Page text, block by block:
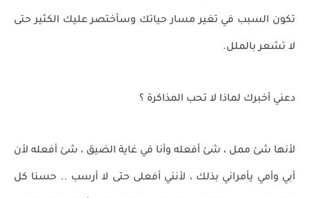
تكون السبب في تغير مسار حياتك وسأختصر عليك الكثير حتى
لا تشعر بالملل.
دعني أخبرك لماذا لا تحب المذاكرة ؟
لأنها شئ ممل ، شئ أفعله وأنا في غاية الضيق ، شئ أفعله لأن
أبي وأمي يأمراني بذلك ، لأنني أفعلى حتى لا أرسب .. حسنا كل